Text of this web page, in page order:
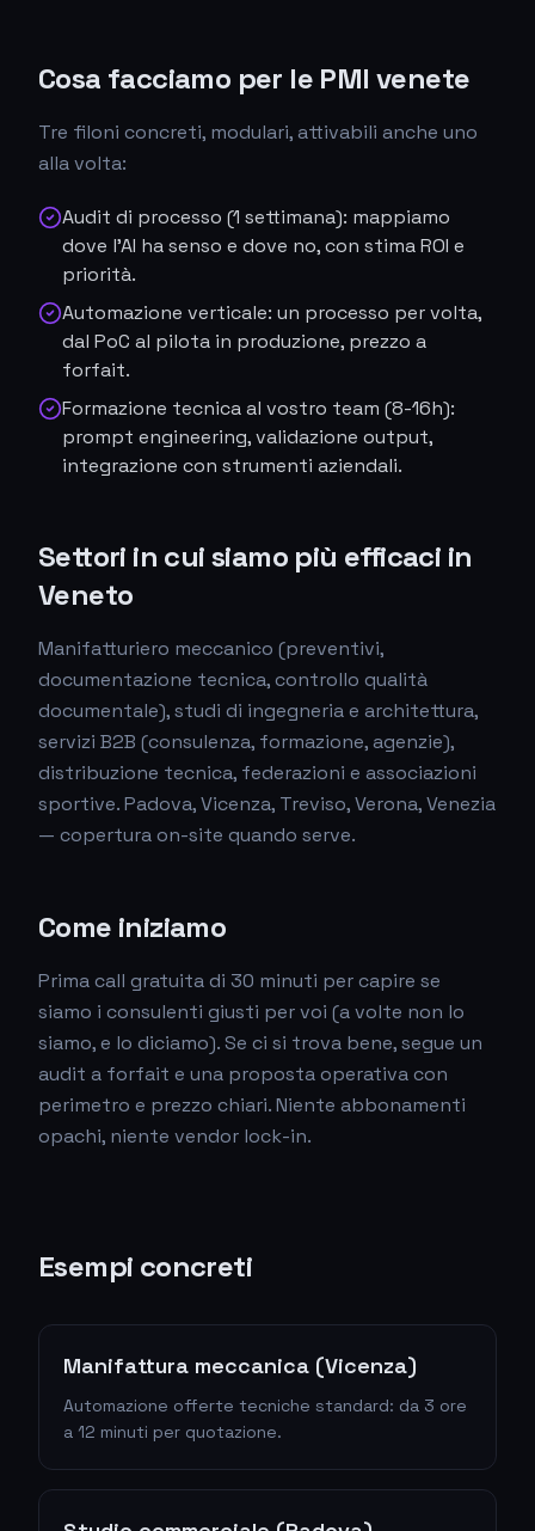
Cosa facciamo per le PMI venete
Tre filoni concreti, modulari, attivabili anche uno
alla volta:
Audit di processo (1 settimana): mappiamo
dove l'AI ha senso e dove no, con stima ROI e
priorità.
Automazione verticale: un processo per volta,
dal PoC al pilota in produzione, prezzo a
forfait.
Formazione tecnica al vostro team (8-16h):
prompt engineering, validazione output,
integrazione con strumenti aziendali.
Settori in cui siamo più efficaci in
Veneto
Manifatturiero meccanico (preventivi,
documentazione tecnica, controllo qualità
documentale), studi di ingegneria e architettura,
servizi B2B (consulenza, formazione, agenzie),
distribuzione tecnica, federazioni e associazioni
sportive. Padova, Vicenza, Treviso, Verona, Venezia
— copertura on-site quando serve.
Come iniziamo
Prima call gratuita di 30 minuti per capire se
siamo i consulenti giusti per voi (a volte non lo
siamo, e lo diciamo). Se ci si trova bene, segue un
audit a forfait e una proposta operativa con
perimetro e prezzo chiari. Niente abbonamenti
opachi, niente vendor lock-in.
Esempi concreti
Manifattura meccanica (Vicenza)
Automazione offerte tecniche standard: da 3 ore
a 12 minuti per quotazione.